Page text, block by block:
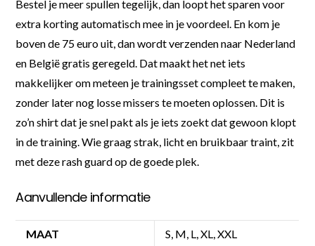
Bestel je meer spullen tegelijk, dan loopt het sparen voor
extra korting automatisch mee in je voordeel. En kom je
boven de 75 euro uit, dan wordt verzenden naar Nederland
en België gratis geregeld. Dat maakt het net iets
makkelijker om meteen je trainingsset compleet te maken,
zonder later nog losse missers te moeten oplossen. Dit is
zo’n shirt dat je snel pakt als je iets zoekt dat gewoon klopt
in de training. Wie graag strak, licht en bruikbaar traint, zit
met deze rash guard op de goede plek.
Aanvullende informatie
MAAT S, M, L, XL, XXL